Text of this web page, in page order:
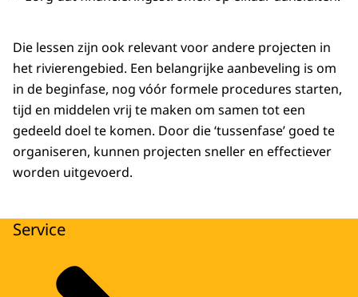
Die lessen zijn ook relevant voor andere projecten in
het rivierengebied. Een belangrijke aanbeveling is om
in de beginfase, nog vóór formele procedures starten,
tijd en middelen vrij te maken om samen tot een
gedeeld doel te komen. Door die ‘tussenfase’ goed te
organiseren, kunnen projecten sneller en effectiever
worden uitgevoerd.
Service